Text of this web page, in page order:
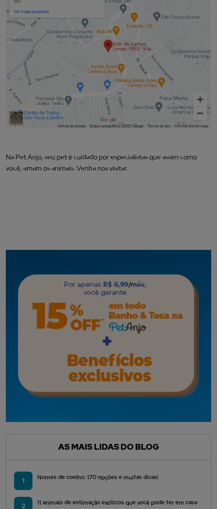
Na Pet Anjo, seu pet é cuidado por especialistas que assim como
você, amam os animais. Venha nos visitar.
AS MAIS LIDAS DO BLOG
1 Nomes de coelho: 170 opções e muitas dicas!
2 11 animais de estimação exóticos que você pode ter em casa